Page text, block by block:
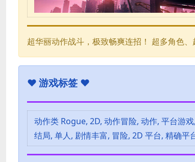
超华丽动作战斗，极致畅爽连招！ 超多角色
♥ 游戏标签 ♥
动作类 Rogue, 2D, 动作冒险, 动作, 平台游
结局, 单人, 剧情丰富, 冒险, 2D 平台, 精确平